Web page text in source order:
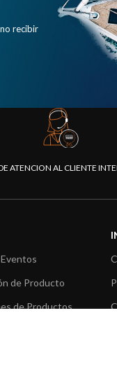
recibir
ATENCION AL CLIENTE
de Producto
de Productos